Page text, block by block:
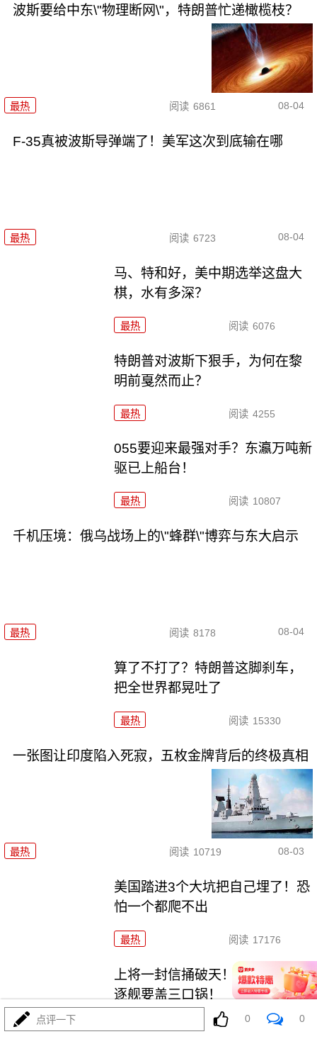
波斯要给中东\"物理断网\"，特朗普忙递橄榄枝？
最热 阅读 6861 08-04
F-35真被波斯导弹端了！美军这次到底输在哪
最热 阅读 6723 08-04
马、特和好，美中期选举这盘大
棋，水有多深？
最热 阅读 6076
特朗普对波斯下狠手，为何在黎
明前戛然而止？
最热 阅读 4255
055要迎来最强对手？东瀛万吨新
驱已上船台！
最热 阅读 10807
千机压境：俄乌战场上的\"蜂群\"博弈与东大启示
最热 阅读 8178 08-04
算了不打了？特朗普这脚刹车，
把全世界都晃吐了
最热 阅读 15330
一张图让印度陷入死寂，五枚金牌背后的终极真相
最热 阅读 10719 08-03
美国踏进3个大坑把自己埋了！恐
怕一个都爬不出
最热 阅读 17176
上将一封信捅破天！美军五艘驱
逐舰要盖三口锅！
7304
点评一下 0 0